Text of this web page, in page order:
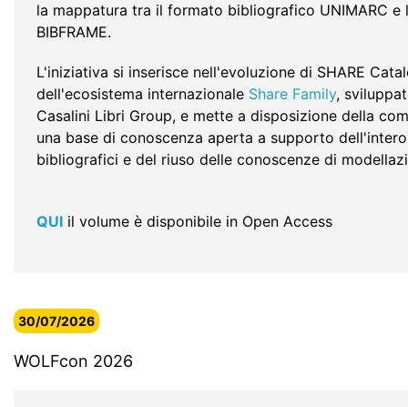
la mappatura tra il formato bibliografico UNIMARC e
BIBFRAME.
L'iniziativa si inserisce nell'evoluzione di SHARE
dell'ecosistema internazionale Share Family,
Casalini Libri Group, e mette a disposizione della
una base di conoscenza aperta a supporto
bibliografici e del riuso delle conoscenze di
QUI il volume è disponibile in Open Access
30/07/2026
WOLFcon 2026